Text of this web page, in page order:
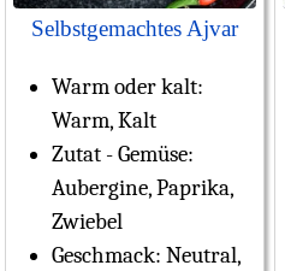
Selbstgemachtes Ajvar
Warm oder kalt:
Warm, Kalt
Zutat - Gemüse:
Aubergine, Paprika,
Zwiebel
Geschmack: Neutral,